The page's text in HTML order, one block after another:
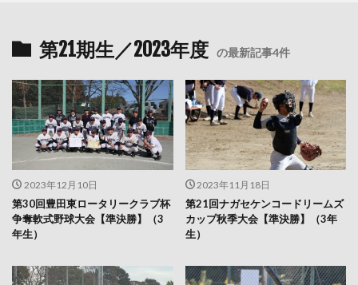
第21期生／2023年度 の最新記事4件
2023年12月10日
第30回豊田東ロータリークラブ杯
争奪軟式野球大会【準決勝】（3
年生）
2023年11月18日
第21回ナガセケンコードリームズ
カップ秋季大会【準決勝】（3年
生）